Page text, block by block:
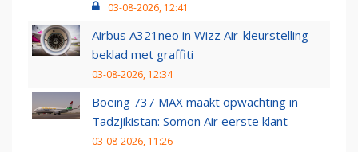
03-08-2026, 12:41
Airbus A321neo in Wizz Air-kleurstelling
beklad met graffiti
03-08-2026, 12:34
Boeing 737 MAX maakt opwachting in
Tadzjikistan: Somon Air eerste klant
03-08-2026, 11:26